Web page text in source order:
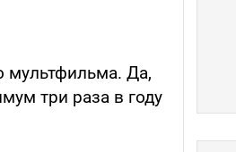
мультфильма. Да,
три раза в году